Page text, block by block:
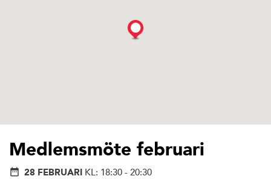
Medlemsmöte februari
28 FEBRUARI KL: 18:30 - 20:30